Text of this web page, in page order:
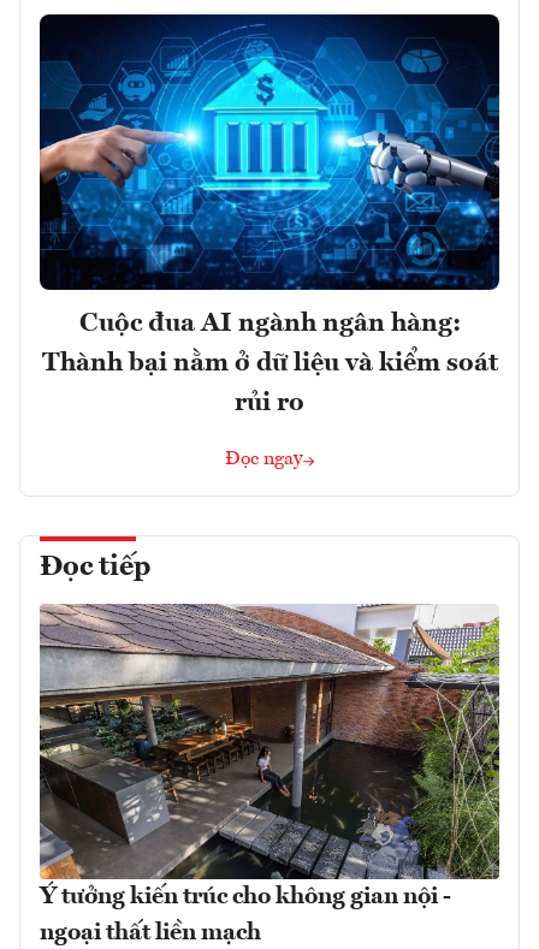
Cuộc đua AI ngành ngân hàng:
Thành bại nằm ở dữ liệu và kiểm soát
rủi ro
Đọc ngay
Đọc tiếp
Ý tưởng kiến trúc cho không gian nội -
ngoại thất liền mạch